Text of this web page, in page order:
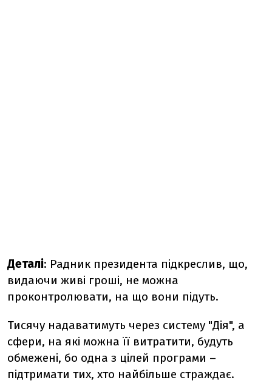
Деталі: Радник президента підкреслив, що,
видаючи живі гроші, не можна
проконтролювати, на що вони підуть.
Тисячу надаватимуть через систему "Дія", а
сфери, на які можна її витратити, будуть
обмежені, бо одна з цілей програми –
підтримати тих, хто найбільше страждає.